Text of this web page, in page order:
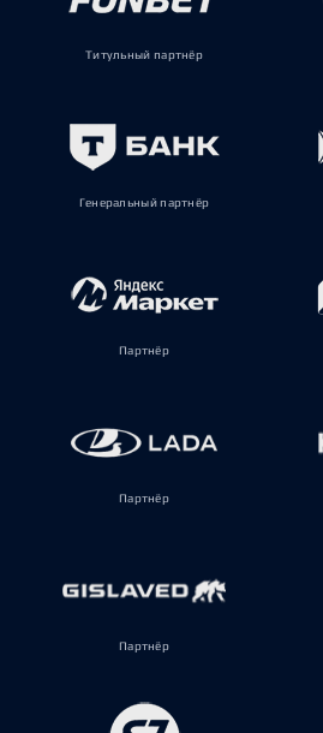
Титульный партнёр
Генеральный партнёр
Партнёр
Партнёр
Партнёр